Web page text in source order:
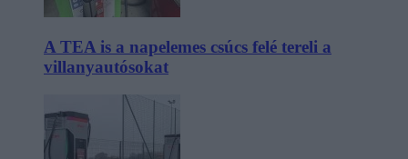
A TEA is a napelemes csúcs felé tereli a
villanyautósokat